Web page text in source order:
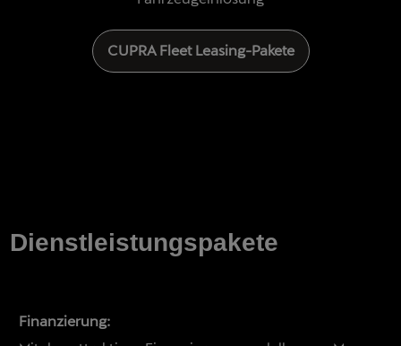
CUPRA Fleet Leasing-Pakete
Dienstleistungspakete
Finanzierung: